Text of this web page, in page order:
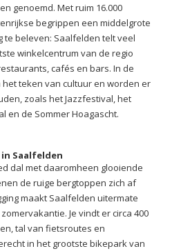
genoemd. Met ruim 16.000
begrippen een middelgrote
te beleven: Saalfelden telt veel
winkelcentrum van de regio
cafés en bars. In de
teken van cultuur en worden er
zoals het Jazzfestival, het
en de Sommer Hoagascht.
Saalfelden
dal met daaromheen glooiende
de ruige bergtoppen zich af
maakt Saalfelden uitermate
Je vindt er circa 400
tal van fietsroutes en
in het grootste bikepark van